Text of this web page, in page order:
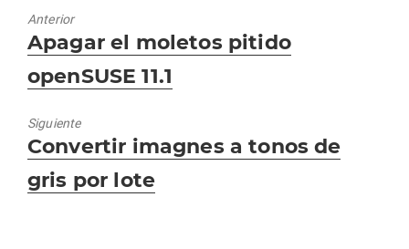
Anterior
Entrada
anterior:
Apagar el moletos pitido
openSUSE 11.1
Siguiente
Entrada
siguiente:
Convertir imagnes a tonos de
gris por lote